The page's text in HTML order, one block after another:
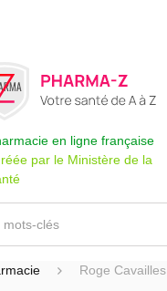
en ligne française
par le Ministère de la
Roge Cavailles